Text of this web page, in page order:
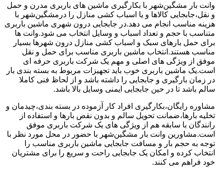
وانت بار مشگین‌شهر با بکارگیری ماشین های باربری مدرن و حمل
و نقل،جابجایی کالاها و یا اسباب کشی منازل را درمشگین‌شهر با
هزینه مناسب انجام می دهد.در جابجایی درون شهری ماشین باربری
متناسب با حجم و تعداد اسباب و وسایل انتخاب می شود.وانت ها
برای حمل بارهای سبک و اسباب کشی منازل درون شهرها بسیار
مناسب هستند.انتخاب ماشین باربری مناسب برای حمل و نقل
موفق از ویژگی های اصلی و مهم یک شرکت باربری حرفه ای
است.یک ماشین باربری خوب باید تجهیزات مربوط به بسته بندی بار
در زمان بارگیری و جابجایی را داشته باشد و از لحاظ فنی کاملا
سالم باشد تا در حین جابجایی ایمنی وسایل بالا باشد.
مشاوره رایگان،بکارگیری افراد کار آزموده در بسته بندی،چیدمان و
تخلیه بارها،ضمانت تحویل سالم و بدون نقص بارها و استفاده از
رانندگان با سابقه هم از ویژگی های یک شرکت باربری موفق
است.مشاورین وانت بار مشگین‌شهر با حضور در محل مورد نظر با
توجه به حجم بار و مسافت جابجایی ماشین باربری مناسب را
انتخاب کرده و امکان یک جابجایی راحت و سریع را برای مشتریان
خود فراهم می کنند.